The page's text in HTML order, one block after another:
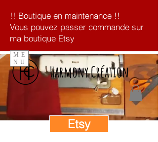
Harmony Création
!! Boutique en maintenance !!
Vous pouvez passer commande sur
ma boutique Etsy
Etsy
ME
NU